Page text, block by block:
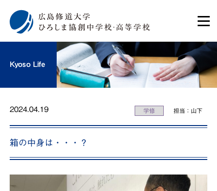
Kyoso Life
2024.04.19 学修 担当：山下
箱の中身は・・・？